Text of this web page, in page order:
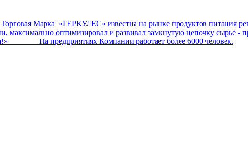
Марка «ГЕРКУЛЕС» известна на рынке продуктов
максимально оптимизировал и развивал замкнутую цепочку
На предприятиях Компании работает более 6000 человек.